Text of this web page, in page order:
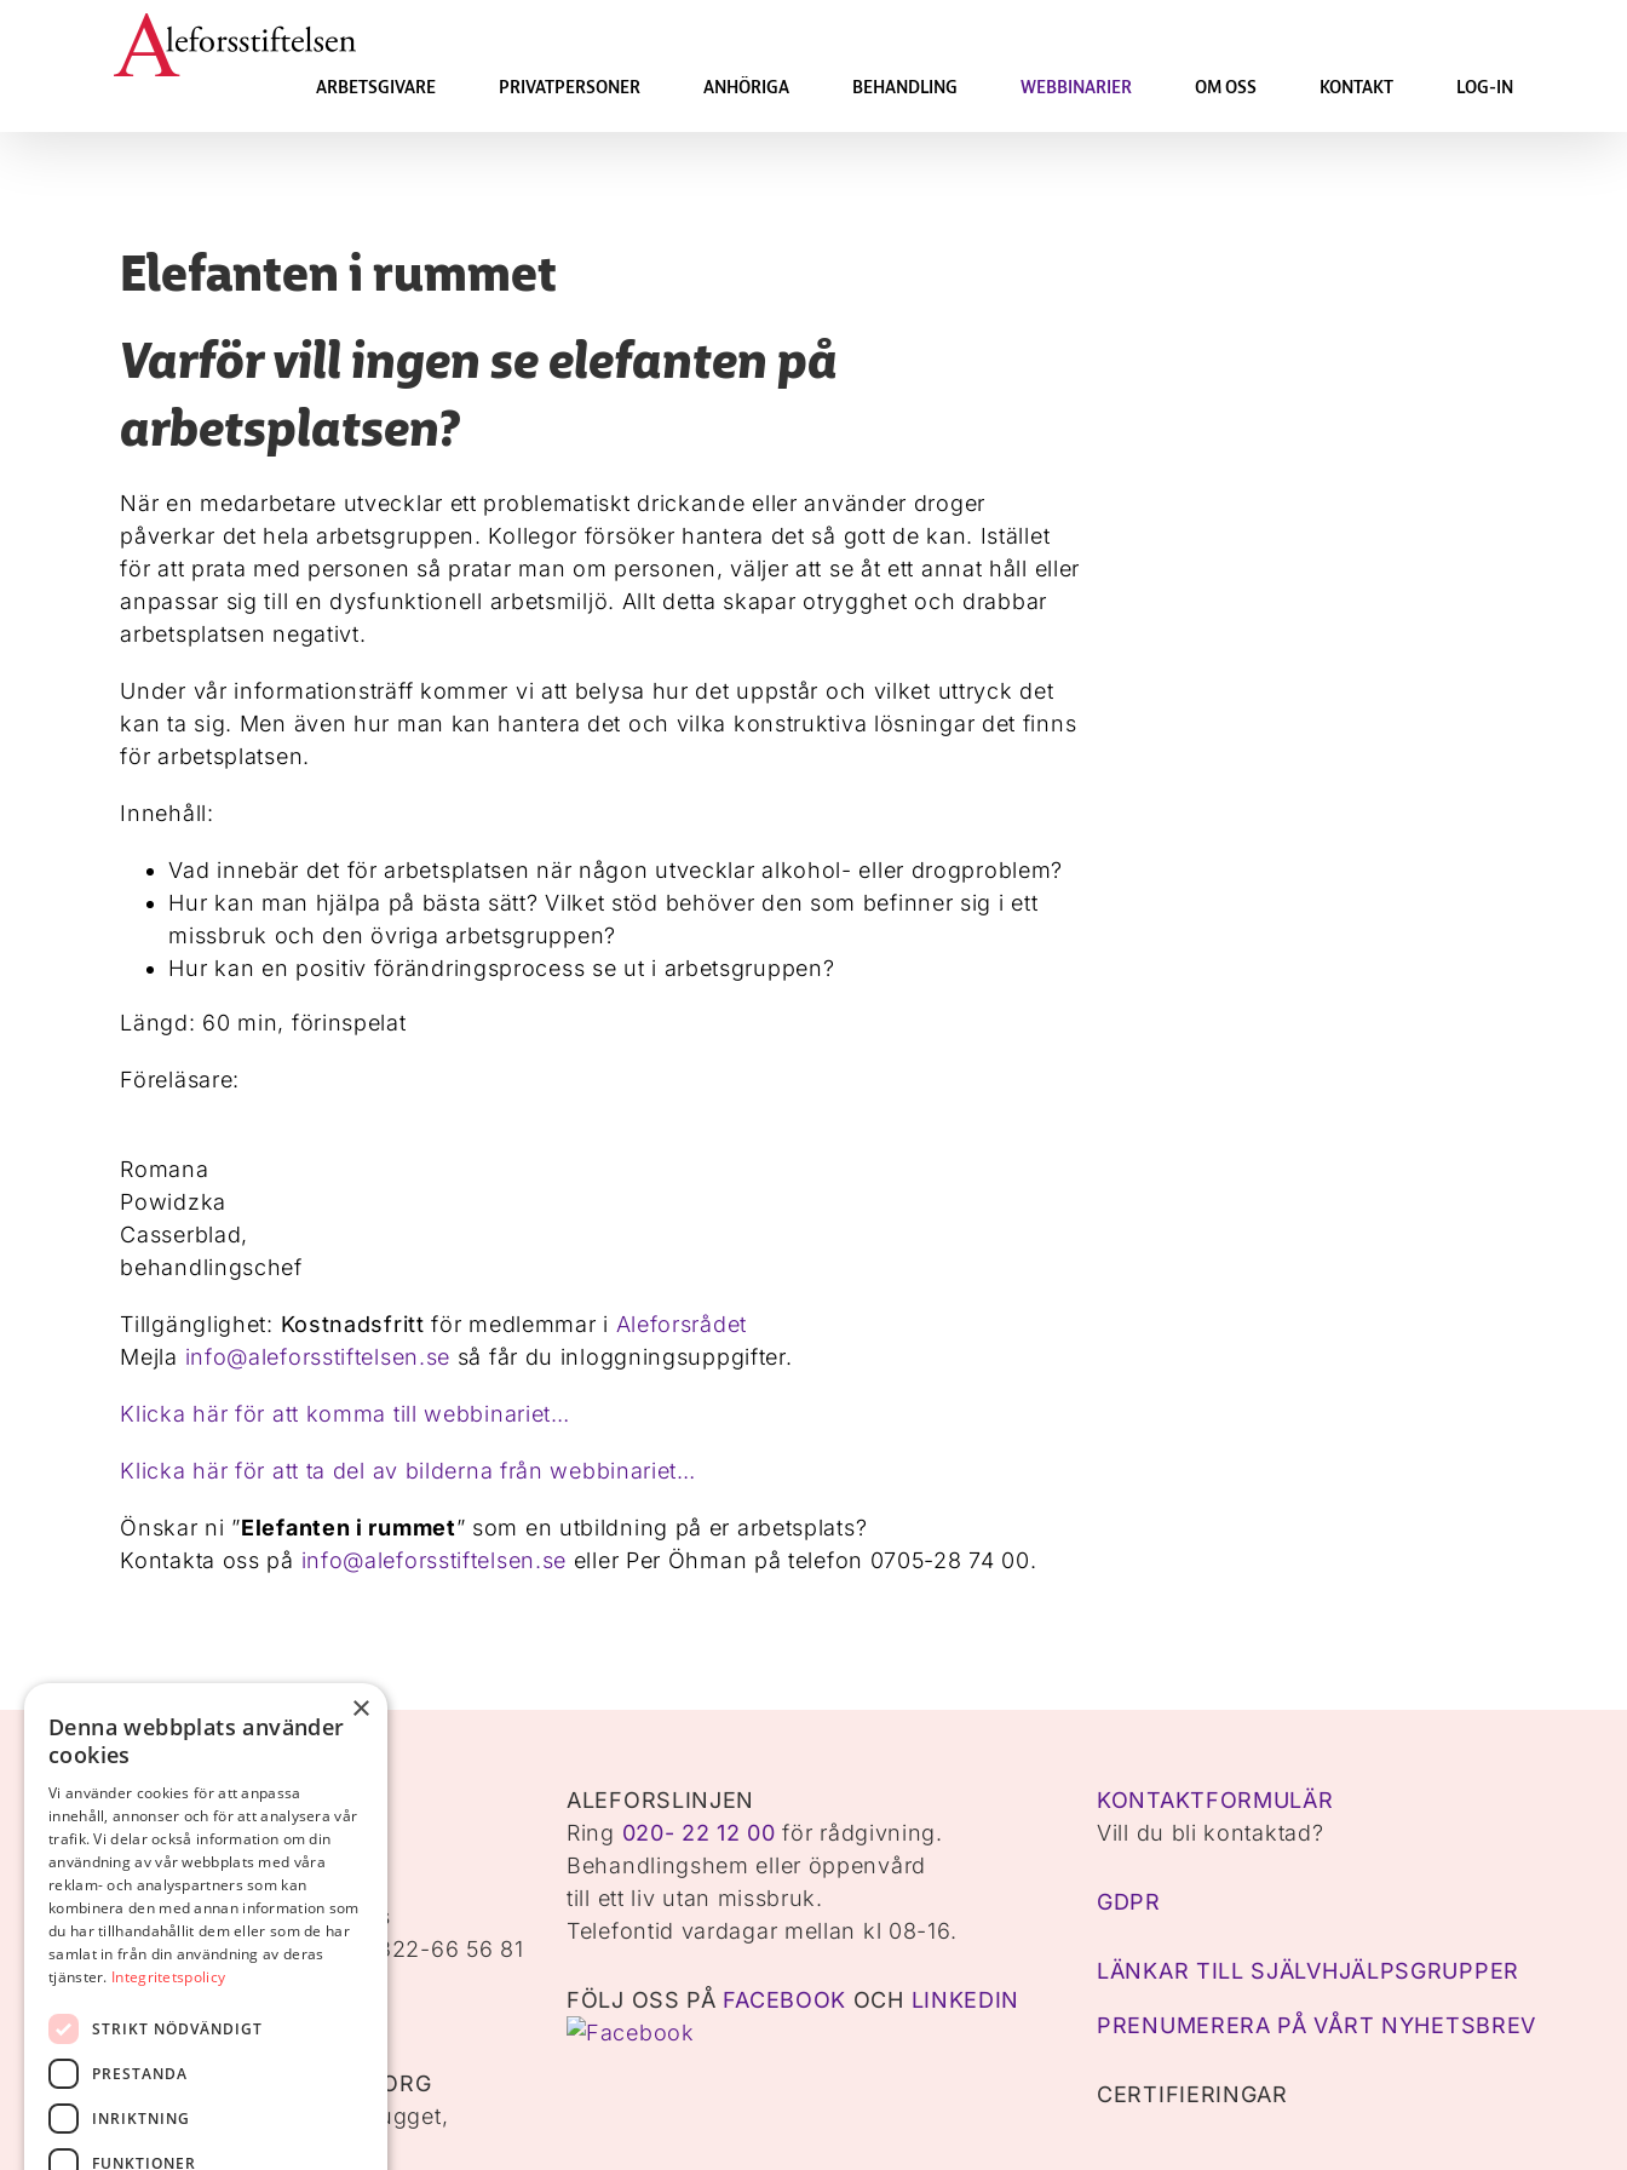
ARBETSGIVARE PRIVATPERSONER ANHÖRIGA BEHANDLING WEBBINARIER OM OSS KONTAKT LOG-IN
Elefanten i rummet
Varför vill ingen se elefanten på
arbetsplatsen?
När en medarbetare utvecklar ett problematiskt drickande eller använder droger
påverkar det hela arbetsgruppen. Kollegor försöker hantera det så gott de kan. Istället
för att prata med personen så pratar man om personen, väljer att se åt ett annat håll eller
anpassar sig till en dysfunktionell arbetsmiljö. Allt detta skapar otrygghet och drabbar
arbetsplatsen negativt.
Under vår informationsträff kommer vi att belysa hur det uppstår och vilket uttryck det
kan ta sig. Men även hur man kan hantera det och vilka konstruktiva lösningar det finns
för arbetsplatsen.
Innehåll:
Vad innebär det för arbetsplatsen när någon utvecklar alkohol- eller drogproblem?
Hur kan man hjälpa på bästa sätt? Vilket stöd behöver den som befinner sig i ett
missbruk och den övriga arbetsgruppen?
Hur kan en positiv förändringsprocess se ut i arbetsgruppen?
Längd: 60 min, förinspelat
Föreläsare:
Romana
Powidzka
Casserblad,
behandlingschef
Tillgänglighet: Kostnadsfrittför medlemmar i Aleforsrådet
Mejla info@aleforsstiftelsen.se så får du inloggningsuppgifter.
Klicka här för att komma till webbinariet…
Klicka här för att ta del av bilderna från webbinariet…
Önskar ni ”Elefanten i rummet” som en utbildning på er arbetsplats?
Kontakta oss på info@aleforsstiftelsen.se eller Per Öhman på telefon 0705-28 74 00.
ALEFORSHEMMET
Aleforsvägen 11, 441 39 Alingsås
Telefon:0322-66 56 80, Fax: 0322-66 56 81
Email: info@aleforsstiftelsen.se
Karta: Aleforshemmet, Alingsås
ALEFORSSTIFTELSEN I GÖTEBORG
Första Långgatan 21, Hpl Masthugget,
413 29 Göteborg
ALEFORSLINJEN
Ring 020- 22 12 00 för rådgivning.
Behandlingshem eller öppenvård
till ett liv utan missbruk.
Telefontid vardagar mellan kl 08-16.
FÖLJ OSS PÅ FACEBOOK OCH LINKEDIN
KONTAKTFORMULÄR
Vill du bli kontaktad?
GDPR
LÄNKAR TILL SJÄLVHJÄLPSGRUPPER
PRENUMERERA PÅ VÅRT NYHETSBREV
CERTIFIERINGAR
×
Denna webbplats använder
cookies
Vi använder cookies för att anpassa
innehåll, annonser och för att analysera vår
trafik. Vi delar också information om din
användning av vår webbplats med våra
reklam- och analyspartners som kan
kombinera den med annan information som
du har tillhandahållit dem eller som de har
samlat in från din användning av deras
tjänster. Integritetspolicy
STRIKT NÖDVÄNDIGT
PRESTANDA
INRIKTNING
FUNKTIONER